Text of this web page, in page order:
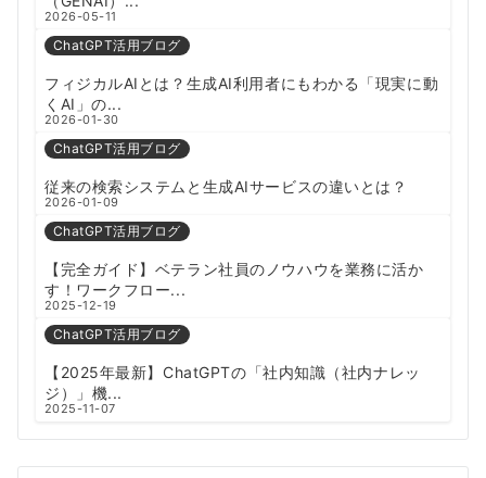
2026-05-11
ChatGPT活用ブログ
フィジカルAIとは？生成AI利用者にもわかる「現実に動
くAI」の...
2026-01-30
ChatGPT活用ブログ
従来の検索システムと生成AIサービスの違いとは？
2026-01-09
ChatGPT活用ブログ
【完全ガイド】ベテラン社員のノウハウを業務に活か
す！ワークフロー...
2025-12-19
ChatGPT活用ブログ
【2025年最新】ChatGPTの「社内知識（社内ナレッ
ジ）」機...
2025-11-07